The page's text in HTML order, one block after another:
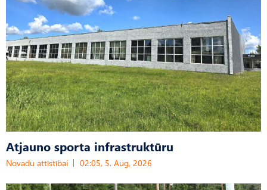
Atjauno sporta infrastruktūru
Novadu attīstībai 02:05, 5. Aug, 2026